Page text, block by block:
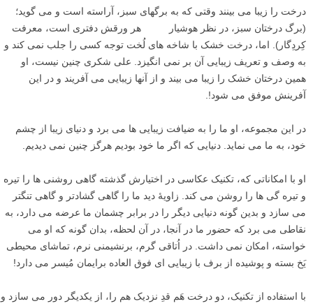
درخت را زیبا می بینند وقتی که به برگهای سبز، آراسته است و می گوید؛
(برگ درختان سبز، در نظر هوشیار هر ورقش دفتری است، معرفت
کِردِگار). اما، درخت خشک با شاخه های لُخت توجه کسی را جلب نمی کند و
به وصف و تعریف زیبایی آن بر نمی انگیزد. علی شکری چنین نیست، او
همین درختان خشک را زیبا می بیند و از آنها زیبایی می آفریند و در این
آفرینش موفق می شود!.
در این مجموعه، او ما را به ضیافت زیبایی ها می برد و دنیای زیبا از چشم
خود، به ما می نماید. دنیایی که اگر ما خود بودیم هرگز چنین نمی دیدیم.
او با امکاناتی که، تکنیک عکاسی در اختیارش گذشته گاهی روشنی ها را تیره
و تیره گی ها را روشن می کند. زاویۀ دید ما را گاهی گشادتر و گاهی تنگتر
می سازد و بدین گونه دنیایی دیگر را در برابر چشمان ما عرضه می دارد، به
نقاطی می برد که حضور ما در آنجا، در آن لحظه، بدان گونه که او می
خواسته، امکان نمی داشت. در اُتاقی گرم، برنشیمنی نرم، تماشای محیطی
یَخ بسته و پوشیده از برف با زیبایی ای فوق العاده برایمان مُیسر می دارد!
با استفاده از تکنیک، دو درخت هَم قدِ نزدیک هم را، از یکدیگر دور می سازد و